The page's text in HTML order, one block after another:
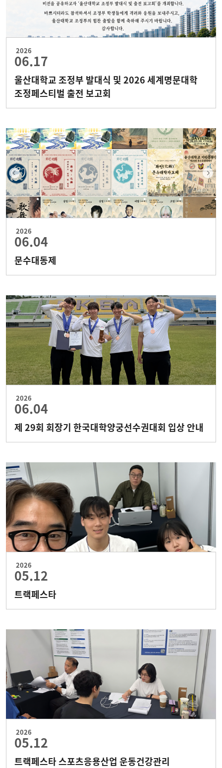
2026
06.17
울산대학교 조정부 발대식 및 2026 세계명문대학
조정페스티벌 출전 보고회
2026
06.04
문수대동제
2026
06.04
제 29회 회장기 한국대학양궁선수권대회 입상 안내
2026
05.12
트랙페스타
2026
05.12
트랙페스타 스포츠응용산업 운동건강관리